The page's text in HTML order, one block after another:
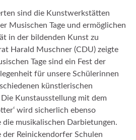
sind die Kunstwerkstätten
Musischen Tage und ermöglichen
in der bildenden Kunst zu
Harald Muschner (CDU) zeigte
Tage sind ein Fest der
für unsere Schülerinnen
künstlerischen
Kunstausstellung mit dem
wird sicherlich ebenso
die musikalischen Darbietungen.
der Reinickendorfer Schulen